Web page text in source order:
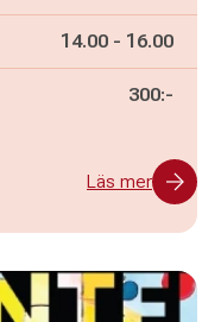
Pågår mellan
14.00 - och
16.00
300:-
Läs mer